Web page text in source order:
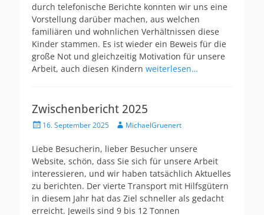
durch telefonische Berichte konnten wir uns eine
Vorstellung darüber machen, aus welchen
familiären und wohnlichen Verhältnissen diese
Kinder stammen. Es ist wieder ein Beweis für die
große Not und gleichzeitig Motivation für unsere
Arbeit, auch diesen Kindern weiterlesen…
Zwischenbericht 2025
Veröffentlicht
16. September 2025 AutorMichaelGruenert
Liebe Besucherin, lieber Besucher unsere
Website, schön, dass Sie sich für unsere Arbeit
interessieren, und wir haben tatsächlich Aktuelles
zu berichten. Der vierte Transport mit Hilfsgütern
in diesem Jahr hat das Ziel schneller als gedacht
erreicht. Jeweils sind 9 bis 12 Tonnen